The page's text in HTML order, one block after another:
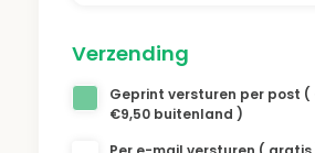
Verzending
Geprint versturen per post (
€9,50 buitenland )